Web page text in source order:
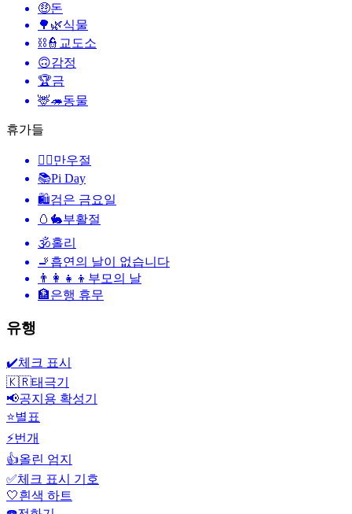
🤑돈
🌳🌿식물
⛓️👮 교도소
🙃감정
🏆금
🦌🦔동물
휴가들
🙆‍♂️만우절
📚Pi Day
🛍검은 금요일
🥚🐇부활절
🕉홀리
🚬 흡연의 날이 없습니다
👨‍👩‍👧‍👦 부모의 날
🏦은행 휴무
유행
✔️체크 표시
🇰🇷태극기
📢공지용 확성기
⭐별표
⚡번개
👍올린 엄지
✅체크 표시 기호
🤍흰색 하트